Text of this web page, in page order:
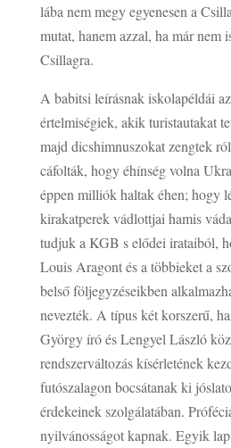
lába nem megy egyenesen a
mutat, hanem azzal, ha már nem
Csillagra.
A babitsi leírásnak iskolapéldái
értelmiségiek, akik turistautakat
majd dicshimnuszokat zengtek
cáfolták, hogy éhínség volna
éppen milliók haltak éhen; hogy
kirakatperek vádlottjai hamis
tudjuk a KGB s elődei irataiból,
Louis Aragont és a többieket a
belső följegyzéseikben
nevezték. A típus két korszerű,
György író és Lengyel László
rendszerváltozás kísérletének
futószalagon bocsátanak ki
érdekeinek szolgálatában.
nyilvánosságot kapnak. Egyik